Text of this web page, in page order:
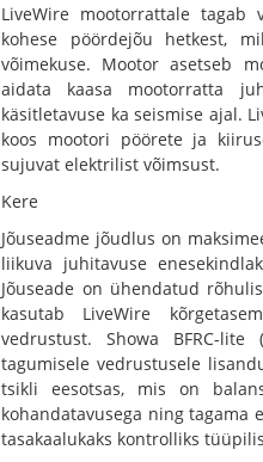
LiveWire mootorrattale tagab
kohese pöördejõu hetkest,
võimekuse. Mootor asetseb
aidata kaasa mootorratta
käsitletavuse ka seismise ajal.
koos mootori pöörete ja
sujuvat elektrilist võimsust.
Kere
Jõuseadme jõudlus on
liikuva juhitavuse
Jõuseade on ühendatud
kasutab LiveWire
vedrustust. Showa BFRC-
tagumisele vedrustusele
tsikli eesotsas, mis on
kohandatavusega ning tagama
tasakaalukaks kontrolliks